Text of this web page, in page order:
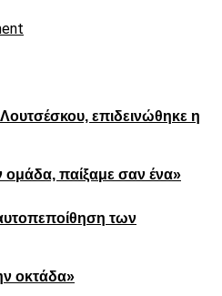
επιδεινώθηκε η
ομάδα, παίξαμε σαν ένα»
των
οκτάδα»